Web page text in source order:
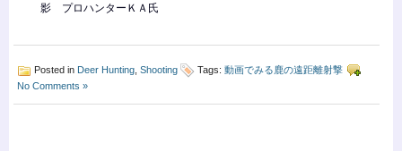
影 プロハンターＫＡ氏
Posted in Deer Hunting Shooting Tags: 動画でみる鹿の遠距離射撃
No Comments »